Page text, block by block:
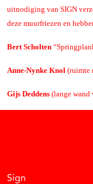
uitnodiging van SIGN
deze muurfriezen en
Bert Scholten
Anne-Nynke Knol (ruimte
Gijs Deddens (lange wand
Sign